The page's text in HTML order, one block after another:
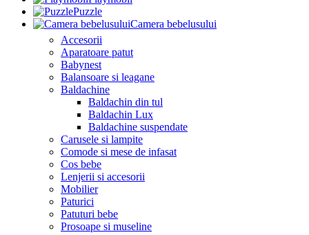
Puzzle
Camera bebelusului
Accesorii
Aparatoare patut
Babynest
Balansoare si leagane
Baldachine
Baldachin din tul
Baldachin Lux
Baldachine suspendate
Carusele si lampite
Comode si mese de infasat
Cos bebe
Lenjerii si accesorii
Mobilier
Paturici
Patuturi bebe
Prosoape si museline